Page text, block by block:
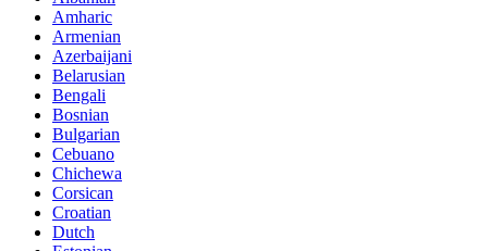
Amharic
Armenian
Azerbaijani
Belarusian
Bengali
Bosnian
Bulgarian
Cebuano
Chichewa
Corsican
Croatian
Dutch